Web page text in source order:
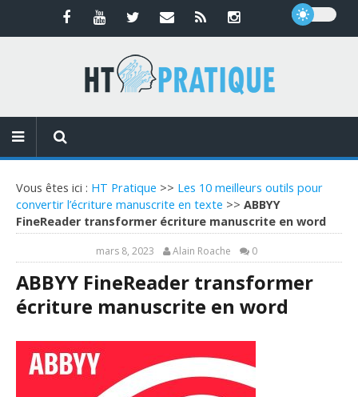
Vous êtes ici : HT Pratique >> Les 10 meilleurs outils pour
convertir l’écriture manuscrite en texte >> ABBYY
FineReader transformer écriture manuscrite en word
mars 8, 2023 Alain Roache 0
ABBYY FineReader transformer
écriture manuscrite en word